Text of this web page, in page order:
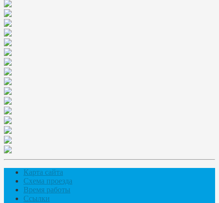
Карта сайта
Схема проезда
Время работы
Ссылки